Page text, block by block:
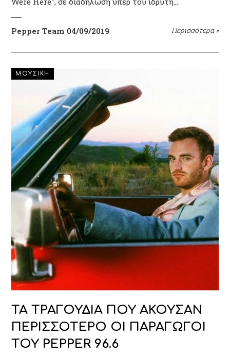
Pepper Team 04/09/2019 Περισσότερα »
ΜΟΥΣΙΚΗ
ΤΑ ΤΡΑΓΟΥΔΙΑ ΠΟΥ ΑΚΟΥΣΑΝ
ΠΕΡΙΣΣΟΤΕΡΟ ΟΙ ΠΑΡΑΓΩΓΟΙ
ΤΟΥ PEPPER 96.6